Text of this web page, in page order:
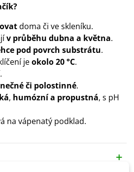
doma či ve skleníku.
v průběhu dubna a května.
pod povrch substrátu.
jeokolo 20 °C.
.
či polostinné.
, humózní a propustná, s pH
na vápenatý podklad.